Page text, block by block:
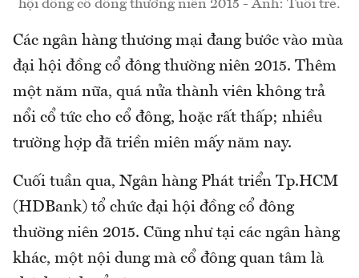
hội đồng cổ đông thường niên 2015 - Ảnh: Tuổi trẻ.
Các ngân hàng thương mại đang bước vào mùa
đại hội đồng cổ đông thường niên 2015. Thêm
một năm nữa, quá nửa thành viên không trả
nổi cổ tức cho cổ đông, hoặc rất thấp; nhiều
trường hợp đã triền miên mấy năm nay.
Cuối tuần qua, Ngân hàng Phát triển Tp.HCM
(HDBank) tổ chức đại hội đồng cổ đông
thường niên 2015. Cũng như tại các ngân hàng
khác, một nội dung mà cổ đông quan tâm là